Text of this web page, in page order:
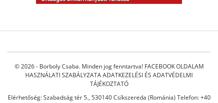
© 2026 - Borboly Csaba. Minden jog fenntartva! FACEBOOK OLDALAM
HASZNÁLATI SZABÁLYZATAADATKEZELÉSI ÉS ADATVÉDELMI
TÁJÉKOZTATÓ
Elérhetőség: Szabadság tér 5., 530140 Csíkszereda (Románia) Telefon: +40